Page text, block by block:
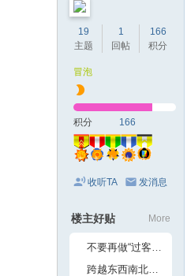
19
主题
1
回帖
166
积分
冒泡
积分 166
收听TA 发消息
More
楼主好贴
不要再做“过客”，这些美景值得你停留
跨越东西南北半球，我在大溪地避暑做美梦